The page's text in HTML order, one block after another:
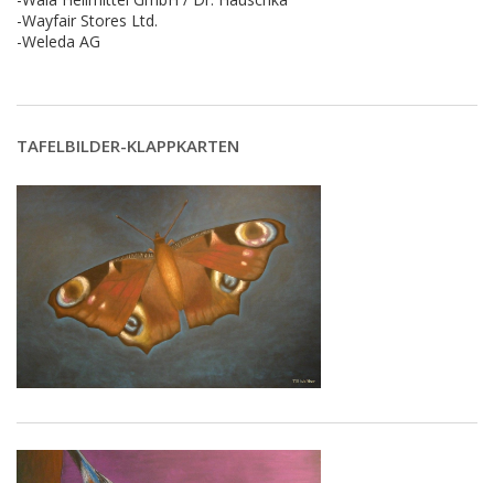
-Wayfair Stores Ltd.
-Weleda AG
TAFELBILDER-KLAPPKARTEN